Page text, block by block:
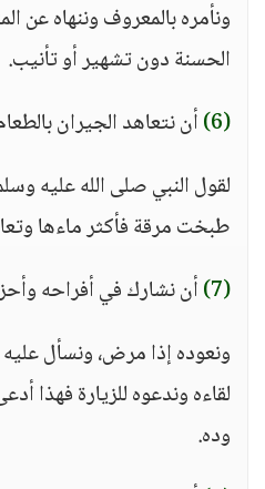
ونأمره بالمعروف وننهاه عن
الحسنة دون تشهير أو تأنيب.
(6)
أن نتعاهد الجيران
لقول النبي صلى الله عليه
طبخت مرقة فأكثر ماءها
(7)
أن نشارك في أفراحه
ونعوده إذا مرض، ونسأل عليه
لقاءه وندعوه للزيارة فهذا
وده.